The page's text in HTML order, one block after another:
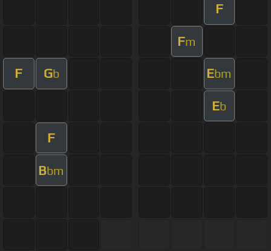
F
Fm
F Gb Ebm
Eb
F
Bbm